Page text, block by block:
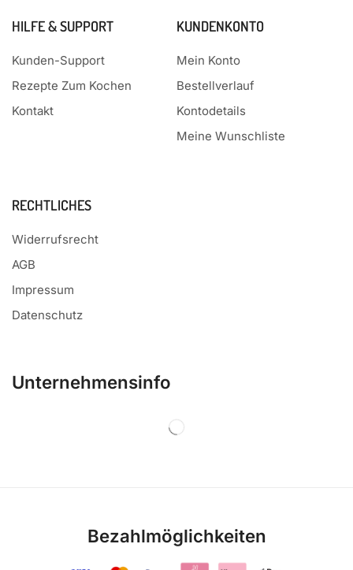
HILFE & SUPPORT
Kunden-Support
Rezepte Zum Kochen
Kontakt
KUNDENKONTO
Mein Konto
Bestellverlauf
Kontodetails
Meine Wunschliste
RECHTLICHES
Widerrufsrecht
AGB
Impressum
Datenschutz
Unternehmensinfo
Bezahlmöglichkeiten